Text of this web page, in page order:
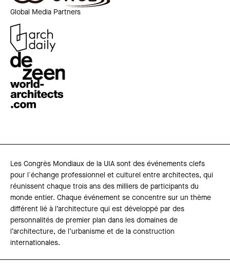
Global Media Partners
Les Congrès Mondiaux de la UIA sont des événements clefs
pour l´échange professionnel et culturel entre architectes, qui
réunissent chaque trois ans des milliers de participants du
monde entier. Chaque événement se concentre sur un thème
différent lié à l’architecture qui est développé par des
personnalités de premier plan dans les domaines de
l’architecture, de l’urbanisme et de la construction
internationales.